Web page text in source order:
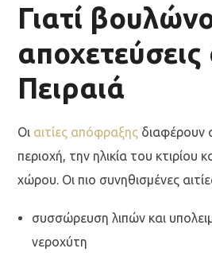
Γιατί
αποχετεύσεις
Πειραιά
Οι αιτίες απόφραξης διαφέρουν
περιοχή, την ηλικία του κτιρίου
χώρου. Οι πιο συνηθισμένες
συσσώρευση λιπών και
νεροχύτη